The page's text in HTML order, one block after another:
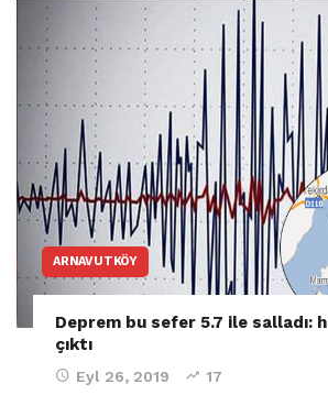
ARNAVUTKÖY
Deprem bu sefer 5.7 ile salladı:
çıktı
Eyl 26, 2019 17